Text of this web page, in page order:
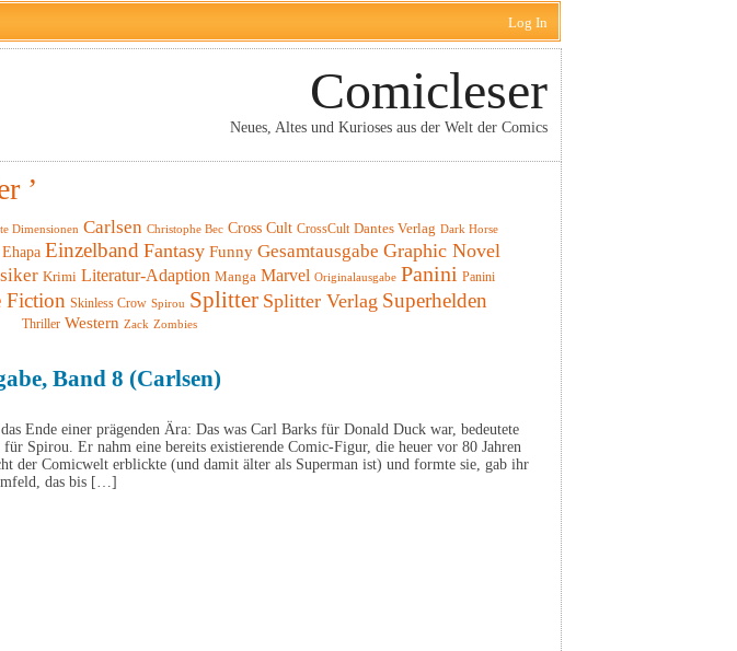
Log In
Comicleser
Neues, Altes und Kurioses aus der Welt der Comics
’
Dimensionen Carlsen Christophe Bec Cross Cult CrossCult Dantes Verlag Dark Horse
Ehapa Einzelband Fantasy Funny Gesamtausgabe Graphic Novel
Krimi Literatur-Adaption Manga Marvel Originalausgabe Panini Panini
Fiction Skinless Crow Spirou Splitter Splitter Verlag Superhelden
Thriller Western Zack Zombies
Band 8 (Carlsen)
Ende einer prägenden Ära: Das was Carl Barks für Donald Duck war, bedeutete
Spirou. Er nahm eine bereits existierende Comic-Figur, die heuer vor 80 Jahren
der Comicwelt erblickte (und damit älter als Superman ist) und formte sie, gab ihr
das bis […]